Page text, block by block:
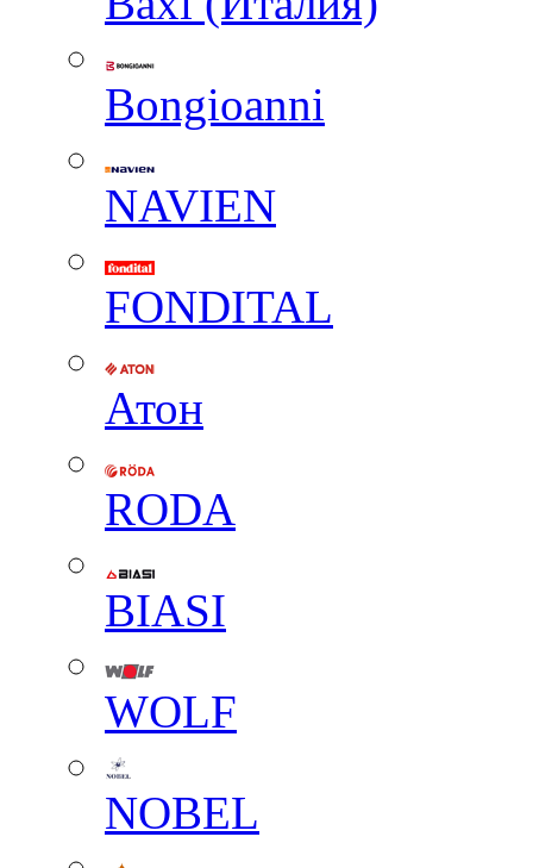
Вongioanni
NAVIEN
FONDITAL
Атон
RODA
BIASI
WOLF
NOBEL